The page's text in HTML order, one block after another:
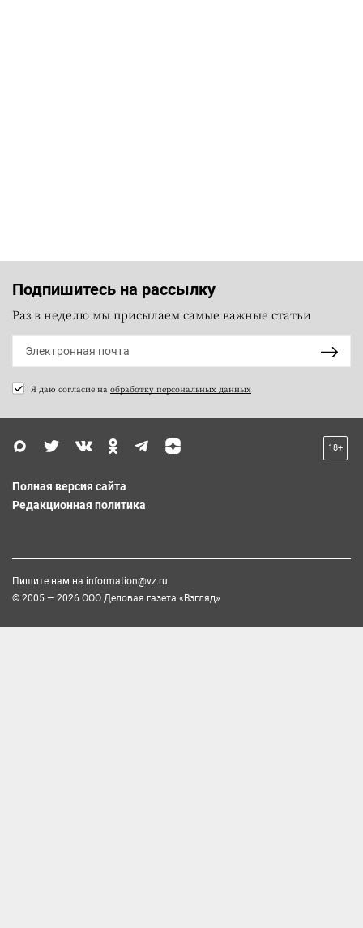
Подпишитесь на рассылку
Раз в неделю мы присылаем самые важные статьи
Я даю согласие на обработку персональных данных
18+
Полная версия сайта
Редакционная политика
Пишите нам на information@vz.ru
© 2005 — 2026 ООО Деловая газета «Взгляд»